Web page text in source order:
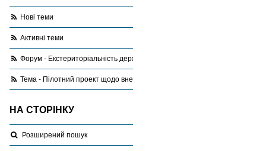
Нові теми
Активні теми
Форум - Екстериторіальність державної реєстрації земельних ділянок
Тема - Пілотний проект щодо внесення СІЗ відомостей про земельні
НА СТОРІНКУ
Розширений пошук